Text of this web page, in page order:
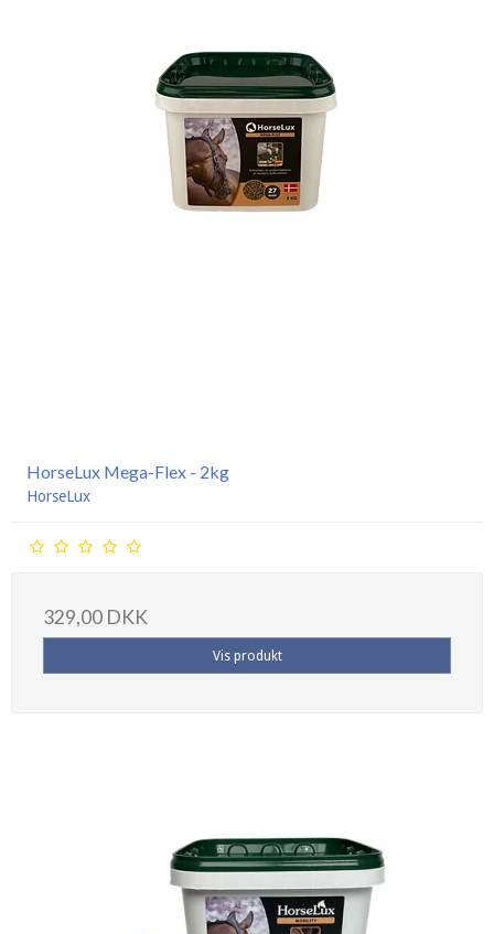
HorseLux Mega-Flex - 2kg
HorseLux
329,00 DKK
Vis produkt